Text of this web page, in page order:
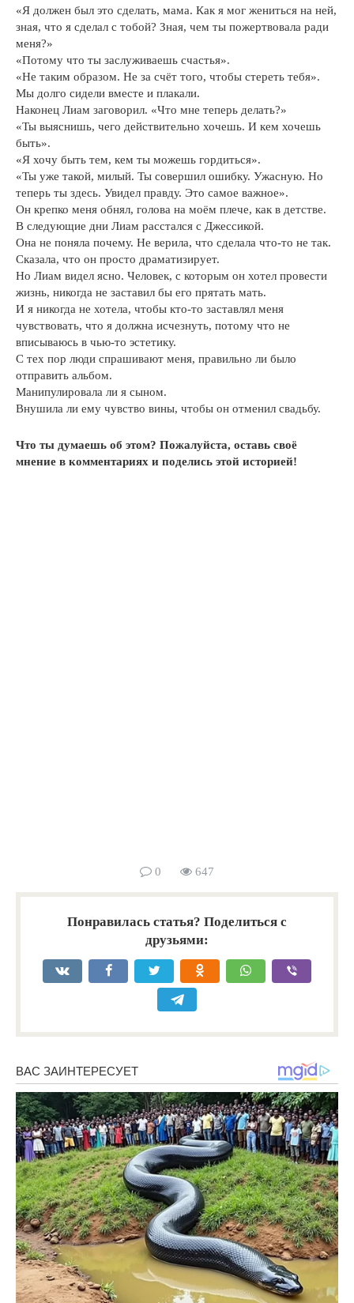
«Я должен был это сделать, мама. Как я мог жениться на ней,
зная, что я сделал с тобой? Зная, чем ты пожертвовала ради
меня?»
«Потому что ты заслуживаешь счастья».
«Не таким образом. Не за счёт того, чтобы стереть тебя».
Мы долго сидели вместе и плакали.
Наконец Лиам заговорил. «Что мне теперь делать?»
«Ты выяснишь, чего действительно хочешь. И кем хочешь
быть».
«Я хочу быть тем, кем ты можешь гордиться».
«Ты уже такой, милый. Ты совершил ошибку. Ужасную. Но
теперь ты здесь. Увидел правду. Это самое важное».
Он крепко меня обнял, голова на моём плече, как в детстве.
В следующие дни Лиам расстался с Джессикой.
Она не поняла почему. Не верила, что сделала что-то не так.
Сказала, что он просто драматизирует.
Но Лиам видел ясно. Человек, с которым он хотел провести
жизнь, никогда не заставил бы его прятать мать.
И я никогда не хотела, чтобы кто-то заставлял меня
чувствовать, что я должна исчезнуть, потому что не
вписываюсь в чью-то эстетику.
С тех пор люди спрашивают меня, правильно ли было
отправить альбом.
Манипулировала ли я сыном.
Внушила ли ему чувство вины, чтобы он отменил свадьбу.
Что ты думаешь об этом? Пожалуйста, оставь своё
мнение в комментариях и поделись этой историей!
0 647
Понравилась статья? Поделиться с
друзьями: